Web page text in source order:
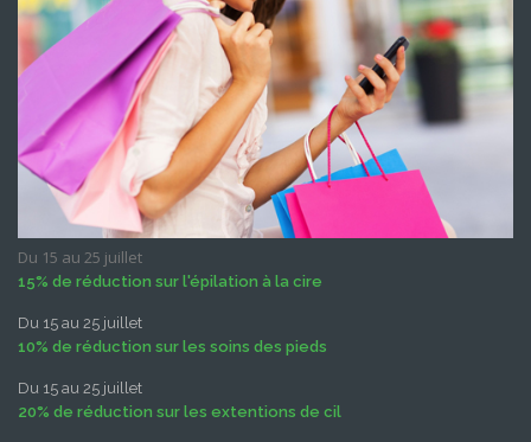
Du 15 au 25 juillet
15% de réduction sur l'épilation à la cire
Du 15 au 25 juillet
10% de réduction sur les soins des pieds
Du 15 au 25 juillet
20% de réduction sur les extentions de cil